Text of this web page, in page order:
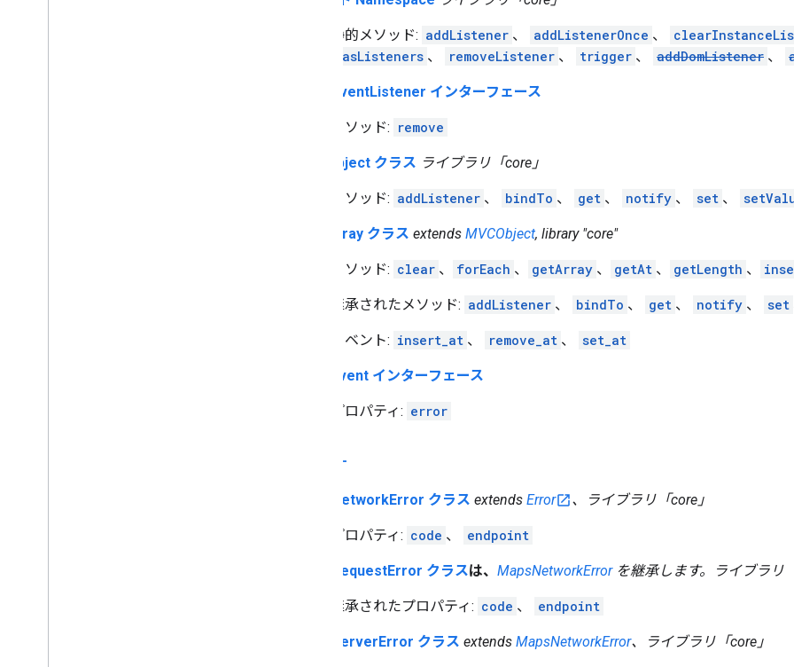
静的メソッド: addListener 、 addListenerOnce 、
hasListeners 、 removeListener 、 trigger 、 addDomListener 、
MapsEventListener インターフェース
メソッド: remove
MVCObject クラス ライブラリ「core」
メソッド: addListener 、 bindTo 、 get 、 notify 、 set 、
MVCArray クラス extends MVCObject, library "core"
メソッド: clear 、 forEach 、 getArray 、 getAt 、 getLength 、
継承されたメソッド: addListener 、 bindTo 、 get 、 notify 、 set
イベント: insert_at 、 remove_at 、 set_at
ErrorEvent インターフェース
プロパティ: error
エラー
MapsNetworkError クラス extends Error 、ライブラリ「core」
プロパティ: code 、 endpoint
MapsRequestError クラスは、 MapsNetworkErrorを継承します。ライブラリ
継承されたプロパティ: code 、 endpoint
MapsServerError クラス extends MapsNetworkError、ライブラリ「core」